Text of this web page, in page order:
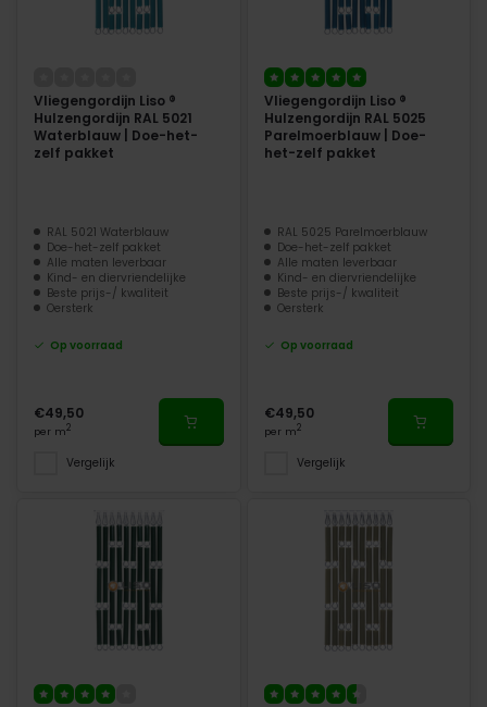
Vliegengordijn Liso ®
Hulzengordijn RAL 5021
Waterblauw | Doe-het-
zelf pakket
RAL 5021 Waterblauw
Doe-het-zelf pakket
Alle maten leverbaar
Kind- en diervriendelijke
Beste prijs-/ kwaliteit
Oersterk
Op voorraad
€49,50
per m2
Vergelijk
Vliegengordijn Liso ®
Hulzengordijn RAL 5025
Parelmoerblauw | Doe-
het-zelf pakket
RAL 5025 Parelmoerblauw
Doe-het-zelf pakket
Alle maten leverbaar
Kind- en diervriendelijke
Beste prijs-/ kwaliteit
Oersterk
Op voorraad
€49,50
per m2
Vergelijk